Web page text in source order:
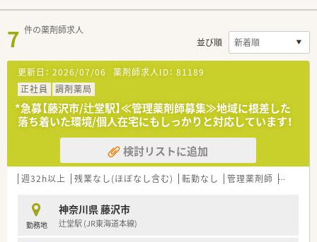
7 件の薬剤師求人
並び順
更新日： 2026/07/06 薬剤師求人ID： 81189
正社員
調剤薬局
*急募【藤沢市/辻堂駅】≪管理薬剤師募集≫地域に根差した
落ち着いた環境/個人在宅にもしっかりと対応しています！
検討リストに追加
週32h以上 残業なし(ほぼなし含む) 転勤なし 管理薬剤師 教育制
勤務地
神奈川県 藤沢市
辻堂駅 (JR東海道本線)